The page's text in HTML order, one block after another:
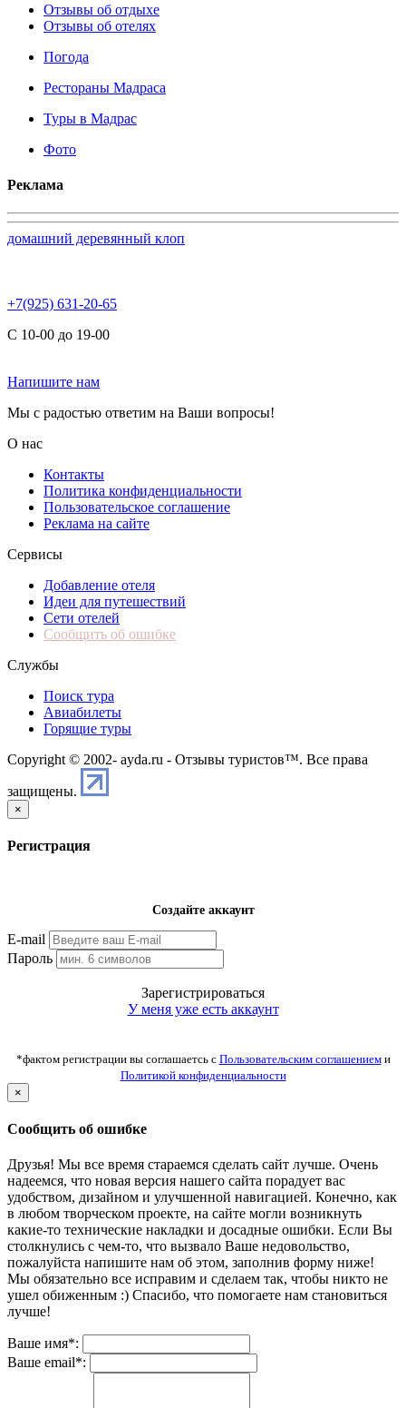
Отзывы об отдыхе
Отзывы об отелях
Погода
Рестораны Мадраса
Туры в Мадрас
Фото
Реклама
домашний деревянный клоп
+7(925) 631-20-65
С 10-00 до 19-00
Напишите нам
Мы с радостью ответим на Ваши вопросы!
О нас
Контакты
Политика конфиденциальности
Пользовательское соглашение
Реклама на сайте
Сервисы
Добавление отеля
Идеи для путешествий
Сети отелей
Сообщить об ошибке
Службы
Поиск тура
Авиабилеты
Горящие туры
Copyright © 2002- ayda.ru - Отзывы туристов™. Все права
защищены.
×
Регистрация
Создайте аккаунт
E-mail
Пароль
Зарегистрироваться
У меня уже есть аккаунт
*фактом регистрации вы соглашаетсь с Пользовательским соглашениеми
Политикой конфиденциальности
×
Сообщить об ошибке
Друзья! Мы все время стараемся сделать сайт лучше. Очень
надеемся, что новая версия нашего сайта порадует вас
удобством, дизайном и улучшенной навигацией. Конечно, как
в любом творческом проекте, на сайте могли возникнуть
какие-то технические накладки и досадные ошибки. Если Вы
столкнулись с чем-то, что вызвало Ваше недовольство,
пожалуйста напишите нам об этом, заполнив форму ниже!
Мы обязательно все исправим и сделаем так, чтобы никто не
ушел обиженным :) Спасибо, что помогаете нам становиться
лучше!
Ваше имя*:
Ваше email*: